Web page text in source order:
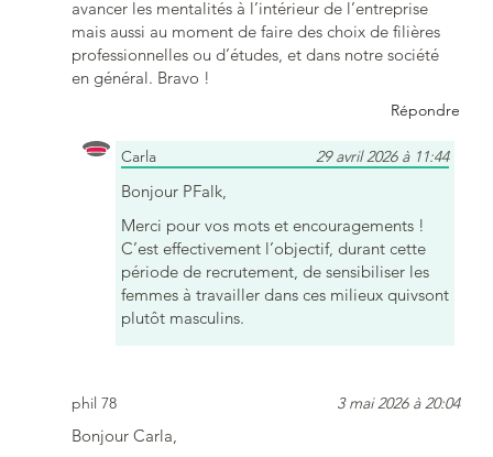
avancer les mentalités à l’intérieur de l’entreprise
mais aussi au moment de faire des choix de filières
professionnelles ou d’études, et dans notre société
en général. Bravo !
Répondre
Carla 29 avril 2026 à 11:44
Bonjour PFalk,
Merci pour vos mots et encouragements !
C’est effectivement l’objectif, durant cette
période de recrutement, de sensibiliser les
femmes à travailler dans ces milieux quivsont
plutôt masculins.
phil 78 3 mai 2026 à 20:04
Bonjour Carla,